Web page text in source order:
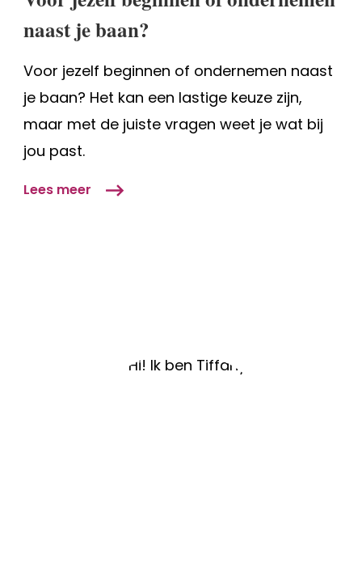
of
je
baan?
naast je baan?
Voor jezelf beginnen of ondernemen naast
je baan? Het kan een lastige keuze zijn,
maar met de juiste vragen weet je wat bij
jou past.
Lees meer